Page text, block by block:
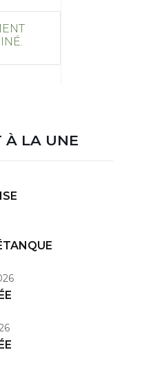
À LA UNE